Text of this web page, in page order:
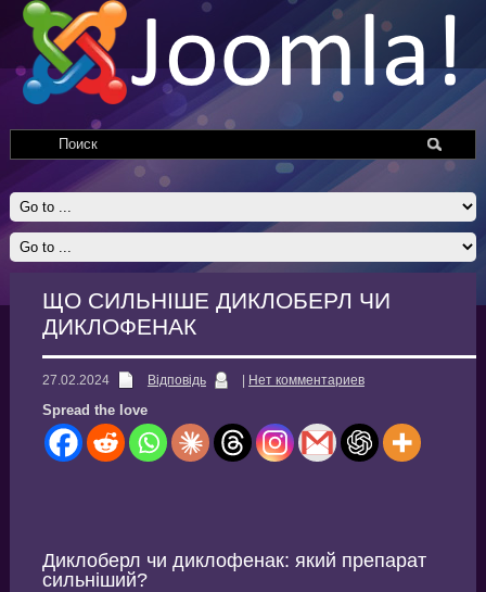
ЩО СИЛЬНІШЕ ДИКЛОБЕРЛ ЧИ
ДИКЛОФЕНАК
27.02.2024 Відповідь Нет комментариев
Spread the love
Диклоберл чи диклофенак: який препарат
сильніший?